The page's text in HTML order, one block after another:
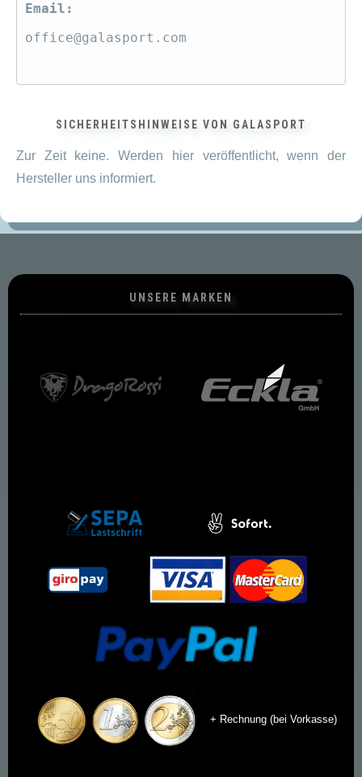
Email:
office@galasport.com
SICHERHEITSHINWEISE VON GALASPORT
Zur Zeit keine. Werden hier veröffentlicht, wenn der
Hersteller uns informiert.
UNSERE MARKEN
+ Rechnung (bei Vorkasse)